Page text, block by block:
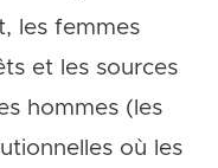
les femmes
et les sources
hommes (les
où les